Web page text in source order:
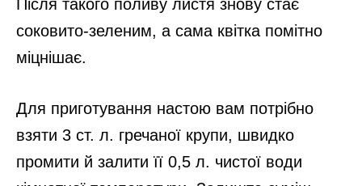
Після такого поливу листя знову стає
соковито-зеленим, а сама квітка помітно
міцнішає.
Для приготування настою вам потрібно
взяти 3 ст. л. гречаної крупи, швидко
промити й залити її 0,5 л. чистої води